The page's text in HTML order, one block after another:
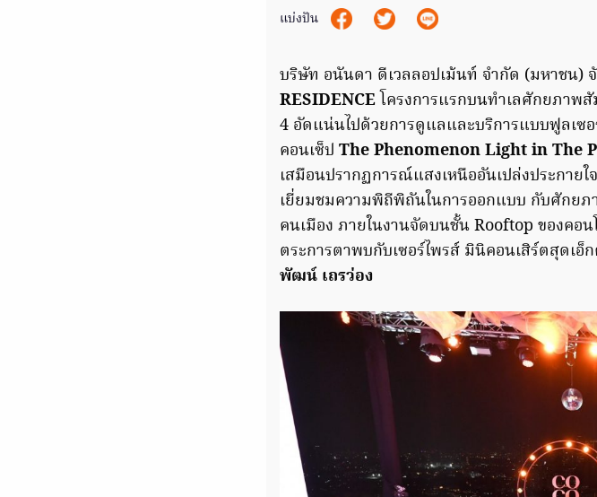
แบ่งปัน
บริษัท อนันดา ดีเวลลอปเม้นท์ จำกัด (มหาชน)
RESIDENCE โครงการแรกบนทำเลศักยภาพ
4 อัดแน่นไปด้วยการดูแลและบริการแบบฟูลเซ
คอนเซ็ป The Phenomenon Light in The
เสมือนปรากฏการณ์แสงเหนืออันเปล่งประกาย
เยี่ยมชมความพิถีพิถันในการออกแบบ กับศักย
คนเมือง ภายในงานจัดบนชั้น Rooftop ของคอ
ตระการตาพบกับเซอร์ไพรส์ มินิคอนเสิร์ตสุดเอ็
พัฒน์ เถรว่อง